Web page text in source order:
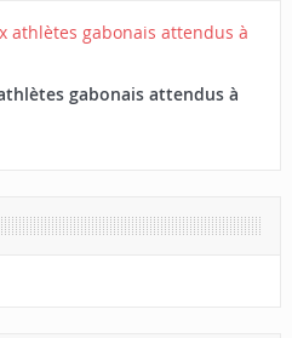
gabonais attendus à